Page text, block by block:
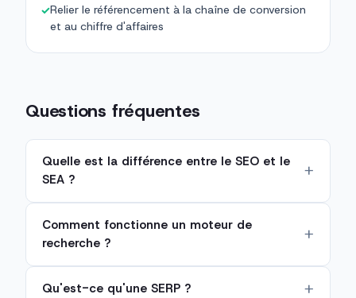
✓Relier le référencement à la chaîne de conversion
et au chiffre d'affaires
Questions fréquentes
Quelle est la différence entre le SEO et le
SEA ?
Comment fonctionne un moteur de
recherche ?
Qu'est-ce qu'une SERP ?